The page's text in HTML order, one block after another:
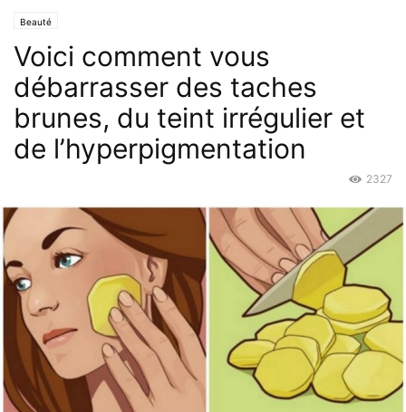
Beauté
Voici comment vous
débarrasser des taches
brunes, du teint irrégulier et
de l’hyperpigmentation
2327